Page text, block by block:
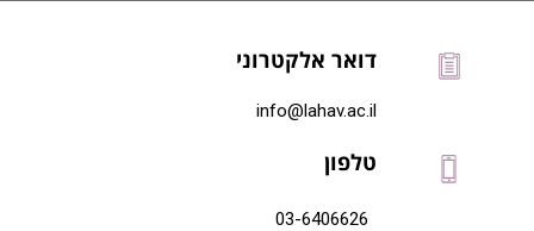
דואר אלקטרוני
info@lahav.ac.il
טלפון
03-6406626